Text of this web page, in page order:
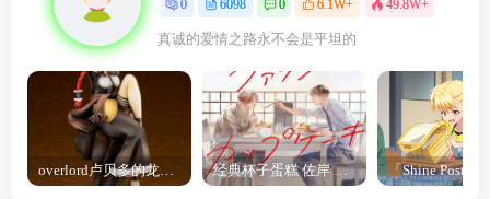
0 6098 0 6.1W+ 49.8W+
真诚的爱情之路永不会是平坦的
overlord卢贝多的龙王谁厉害 「Overlord」露普斯蕾琪娜·贝塔手办开订 经典杯子蛋糕 佐岸 漫画「经典杯子蛋糕」宣布真人日剧化